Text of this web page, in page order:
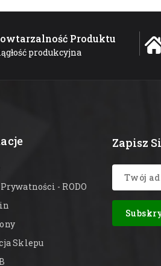
Produktu
produkcyjna
- RODO
Sklepu
Zapisz